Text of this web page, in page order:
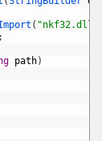
( "nkf32.dll"
;
path)